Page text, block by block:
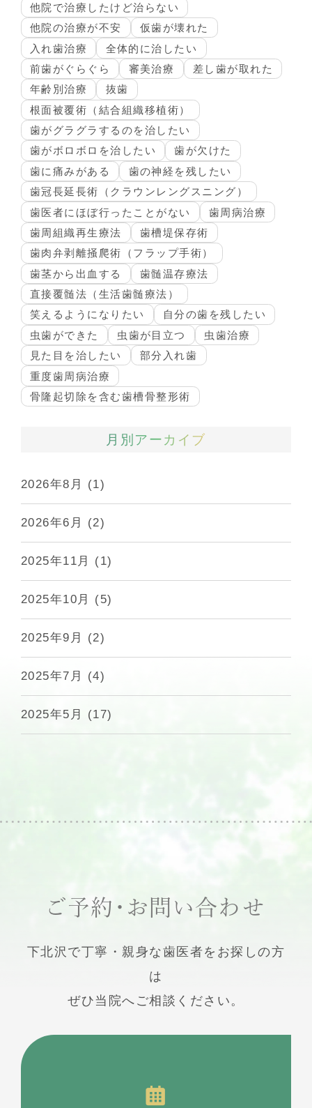
他院で治療したけど治らない
他院の治療が不安
仮歯が壊れた
入れ歯治療
全体的に治したい
前歯がぐらぐら
審美治療
差し歯が取れた
年齢別治療
抜歯
根面被覆術（結合組織移植術）
歯がグラグラするのを治したい
歯がボロボロを治したい
歯が欠けた
歯に痛みがある
歯の神経を残したい
歯冠長延長術（クラウンレングスニング）
歯医者にほぼ行ったことがない
歯周病治療
歯周組織再生療法
歯槽堤保存術
歯肉弁剥離掻爬術（フラップ手術）
歯茎から出血する
歯髄温存療法
直接覆髄法（生活歯髄療法）
笑えるようになりたい
自分の歯を残したい
虫歯ができた
虫歯が目立つ
虫歯治療
見た目を治したい
部分入れ歯
重度歯周病治療
骨隆起切除を含む歯槽骨整形術
月別アーカイブ
2026年8月 (1)
2026年6月 (2)
2025年11月 (1)
2025年10月 (5)
2025年9月 (2)
2025年7月 (4)
2025年5月 (17)
ご予約・お問い合わせ
下北沢で丁寧・親身な歯医者をお探しの方
は
ぜひ当院へご相談ください。